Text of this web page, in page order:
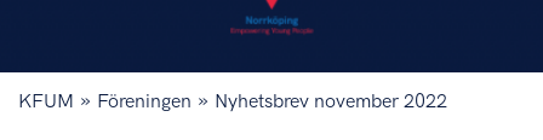
KFUM » Föreningen » Nyhetsbrev november 2022